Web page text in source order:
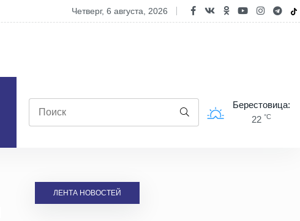
На Берестовитчине началось строительство нового молочно-
четверг, 6 августа, 2026
Берестовица:
22 °C
ЛЕНТА НОВОСТЕЙ